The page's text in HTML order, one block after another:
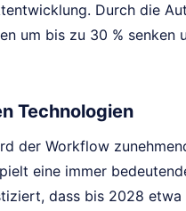
Durch die
um bis zu 30 %
Technologien
der Workflow
eine immer
dass bis 2028